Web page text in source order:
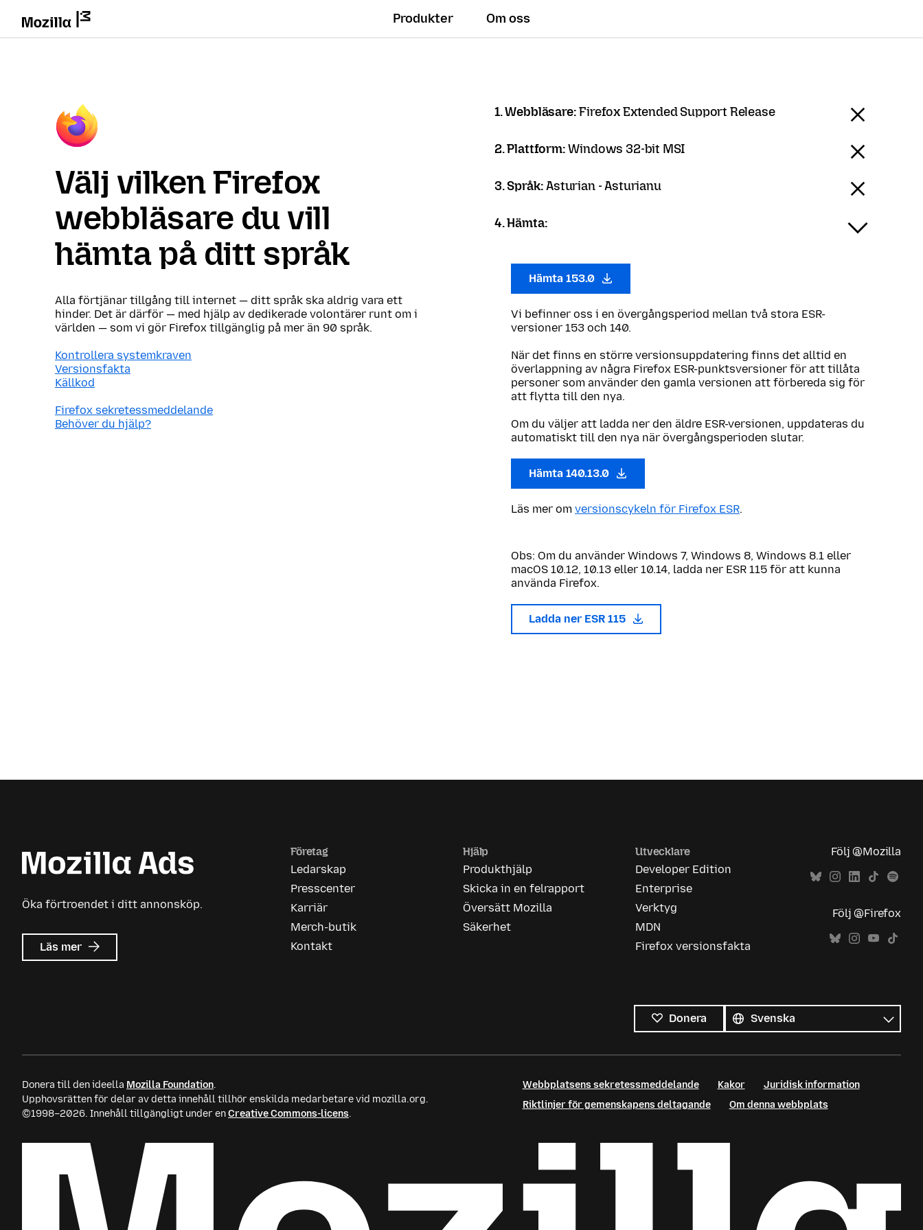
Produkter Om oss
Välj vilken Firefox
webbläsare du vill
hämta på ditt språk
Alla förtjänar tillgång till internet — ditt språk ska aldrig vara ett
hinder. Det är därför — med hjälp av dedikerade volontärer runt om i
världen — som vi gör Firefox tillgänglig på mer än 90 språk.
Kontrollera systemkraven
Versionsfakta
Källkod
Firefox sekretessmeddelande
Behöver du hjälp?
1. Webbläsare:Firefox Extended Support Release
2. Plattform:Windows 32-bit MSI
3. Språk:Asturian - Asturianu
4. Hämta:
Hämta 153.0
Vi befinner oss i en övergångsperiod mellan två stora ESR-
versioner 153 och 140.
När det finns en större versionsuppdatering finns det alltid en
överlappning av några Firefox ESR-punktsversioner för att tillåta
personer som använder den gamla versionen att förbereda sig för
att flytta till den nya.
Om du väljer att ladda ner den äldre ESR-versionen, uppdateras du
automatiskt till den nya när övergångsperioden slutar.
Hämta 140.13.0
Läs mer om versionscykeln för Firefox ESR.
Obs: Om du använder Windows 7, Windows 8, Windows 8.1 eller
macOS 10.12, 10.13 eller 10.14, ladda ner ESR 115 för att kunna
använda Firefox.
Ladda ner ESR 115
Öka förtroendet i ditt annonsköp.
Läs mer om
Mozilla
Företag
Ledarskap
Presscenter
Karriär
Merch-butik
Kontakt
Hjälp
Produkthjälp
Skicka in en felrapport
Översätt Mozilla
Säkerhet
Utvecklare
Developer Edition
Enterprise
Verktyg
MDN
Firefox versionsfakta
Följ @Mozilla
Följ @Firefox
Donera
språk
Språk
Donera till den ideella Mozilla Foundation.
Upphovsrätten för delar av detta innehåll tillhör enskilda medarbetare vid mozilla.org.
©1998–2026. Innehåll tillgängligt under enCreative Commons-licens.
Webbplatsens sekretessmeddelande Kakor
Juridisk information
Riktlinjer för gemenskapens deltagande
Om denna webbplats